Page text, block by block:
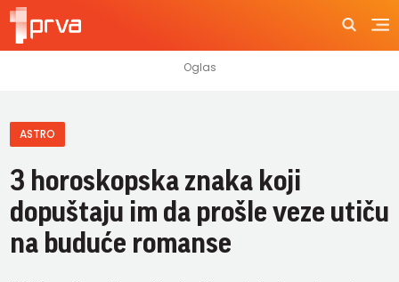
ASTRO
3 horoskopska znaka koji
dopuštaju im da prošle veze utiču
na buduće romanse